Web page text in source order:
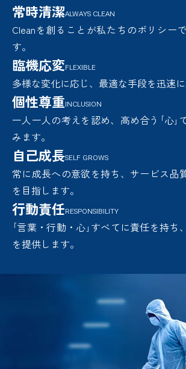
常時清潔ALWAYS CLEAN
Cleanを創ることが私たちのポリシー
す。
臨機応変FLEXIBLE
多様な変化に応じ、最適な手段を迅速に
個性尊重INCLUSION
一人一人の考えを認め、高め合う｢心｣
みます。
自己成長SELF GROWS
常に成長への意欲を持ち、サービス品
を目指します。
行動責任RESPONSIBILITY
｢言葉・行動・心｣すべてに責任を持ち
を提供します。